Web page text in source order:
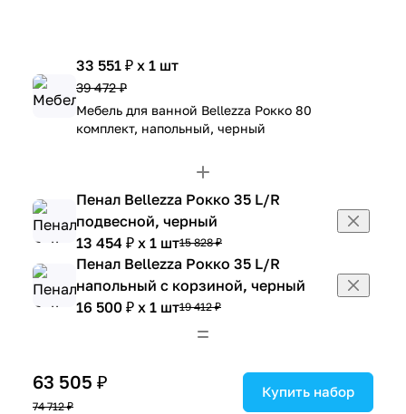
33 551 ₽ x 1 шт
39 472 ₽
Мебель для ванной Bellezza Рокко 80
комплект, напольный, черный
Пенал Bellezza Рокко 35 L/R
подвесной, черный
13 454 ₽ x 1 шт15 828 ₽
Пенал Bellezza Рокко 35 L/R
напольный с корзиной, черный
16 500 ₽ x 1 шт19 412 ₽
63 505 ₽
74 712 ₽
Купить набор